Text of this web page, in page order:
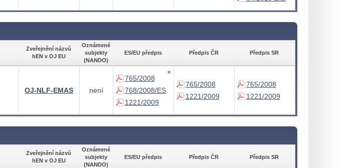
Zveřejnění názvů
hEN v OJ EU
Oznámené
subjekty
(NANDO)
ES/EU předpis Předpis ČR Předpis SR
OJ-NLF-EMAS není
765/2008
∗
768/2008/ES
∗
1221/2009
∗
765/2008
1221/2009
765/2008
1221/2009
Zveřejnění názvů
hEN v OJ EU
Oznámené
subjekty
(NANDO)
ES/EU předpis Předpis ČR Předpis SR